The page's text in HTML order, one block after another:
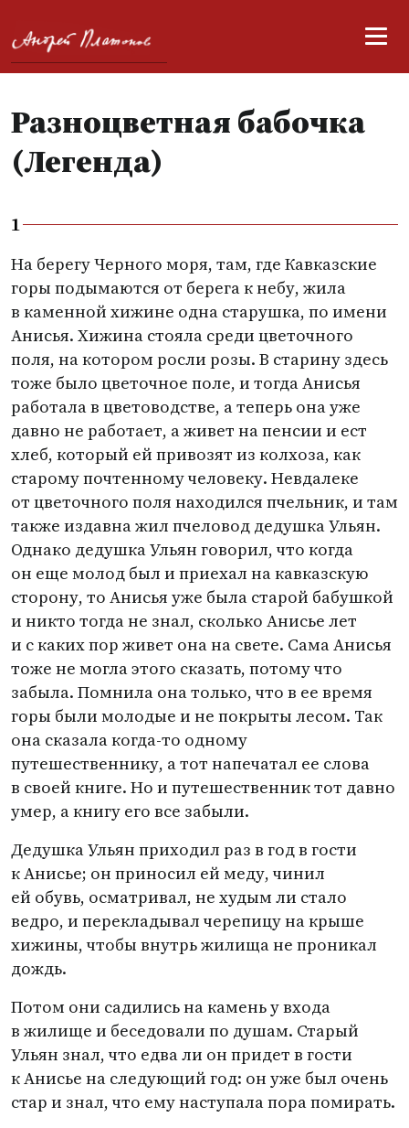
Разноцветная бабочка
(Легенда)
1
На берегу Черного моря, там, где Кавказские
горы подымаются от берега к небу, жила
в каменной хижине одна старушка, по имени
Анисья. Хижина стояла среди цветочного
поля, на котором росли розы. В старину здесь
тоже было цветочное поле, и тогда Анисья
работала в цветоводстве, а теперь она уже
давно не работает, а живет на пенсии и ест
хлеб, который ей привозят из колхоза, как
старому почтенному человеку. Невдалеке
от цветочного поля находился пчельник, и там
также издавна жил пчеловод дедушка Ульян.
Однако дедушка Ульян говорил, что когда
он еще молод был и приехал на кавказскую
сторону, то Анисья уже была старой бабушкой
и никто тогда не знал, сколько Анисье лет
и с каких пор живет она на свете. Сама Анисья
тоже не могла этого сказать, потому что
забыла. Помнила она только, что в ее время
горы были молодые и не покрыты лесом. Так
она сказала когда-то одному
путешественнику, а тот напечатал ее слова
в своей книге. Но и путешественник тот давно
умер, а книгу его все забыли.
Дедушка Ульян приходил раз в год в гости
к Анисье; он приносил ей меду, чинил
ей обувь, осматривал, не худым ли стало
ведро, и перекладывал черепицу на крыше
хижины, чтобы внутрь жилища не проникал
дождь.
Потом они садились на камень у входа
в жилище и беседовали по душам. Старый
Ульян знал, что едва ли он придет в гости
к Анисье на следующий год: он уже был очень
стар и знал, что ему наступала пора помирать.